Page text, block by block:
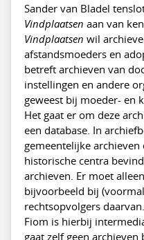
Sander van Bladel
Vindplaatsen aan van
Vindplaatsen wil
afstandsmoeders en
betreft archieven van
instellingen en andere
geweest bij moeder- en
Het gaat er om deze
een database. In
gemeentelijke
historische centra
archieven. Er moet
bijvoorbeeld bij
rechtsopvolgers daarvan.
Fiom is hierbij
gaat zelf geen